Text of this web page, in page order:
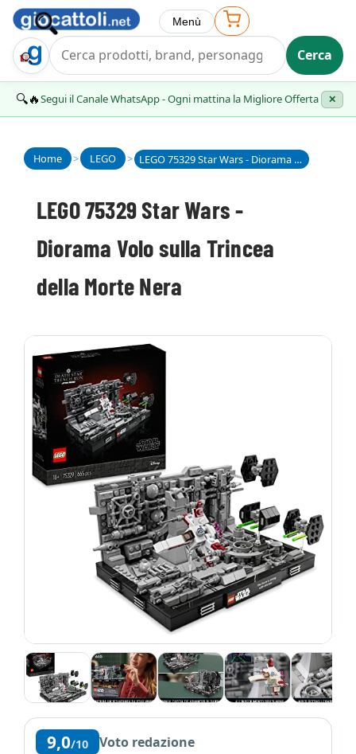
Trova Regalo Cerca
Menù
🔍🔥Segui il Canale WhatsApp - Ogni mattina la Migliore Offerta ✕
Home > LEGO > LEGO 75329 Star Wars - Diorama Volo sulla Trincea della Morte Nera
LEGO 75329 Star Wars -
Diorama Volo sulla Trincea
della Morte Nera
9,0/10 Voto redazione